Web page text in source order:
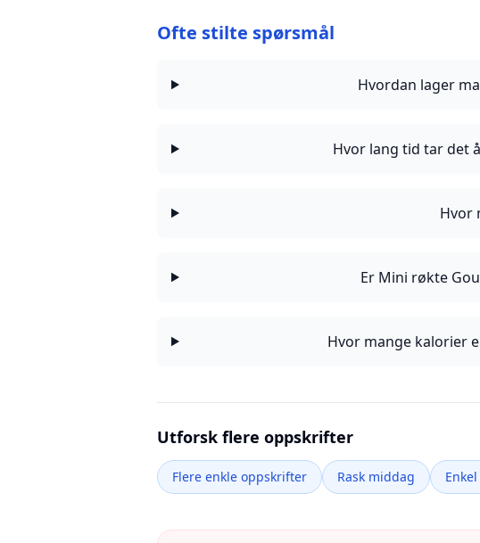
Ofte stilte spørsmål
Hvordan lager
Hvor lang tid tar det
Hvor
Er Mini røkte
Hvor mange kalorier
Utforsk flere oppskrifter
Flere enkle oppskrifter Rask middag